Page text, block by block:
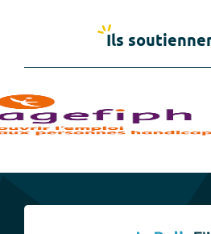
Ils